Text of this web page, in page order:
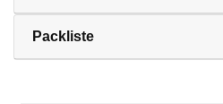
Packliste